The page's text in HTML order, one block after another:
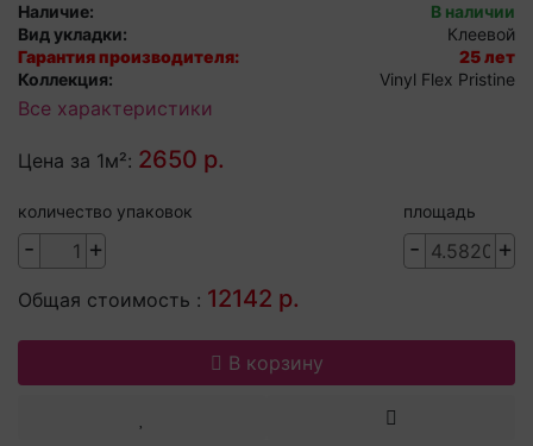
Наличие:
В наличии
Вид укладки:
Клеевой
Гарантия производителя:
25 лет
Коллекция:
Vinyl Flex Pristine
Все характеристики
Цена за 1м²: 2650 р.
количество упаковок
- +
площадь
- +
Общая стоимость : 12142 р.
В корзину